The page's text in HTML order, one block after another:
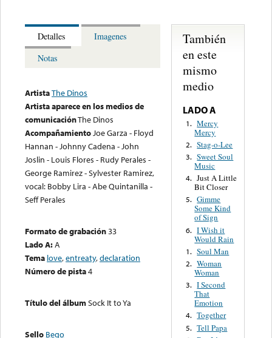
Detalles
Imagenes
Notas
ArtistaThe Dinos
Artista aparece en los medios de
comunicaciónThe Dinos
AcompañamientoJoe Garza - Floyd
Hannan - Johnny Cadena - John
Joslin - Louis Flores - Rudy Perales -
George Ramirez - Sylvester Ramirez,
vocal: Bobby Lira - Abe Quintanilla -
Seff Perales
Formato de grabación33
Lado A:A
Tema love,entreaty,declaration
Número de pista4
Título del álbumSock It to Ya
Sello Bego
También
en este
mismo
medio
LADO A
1. Mercy
Mercy
2. Stag-o-Lee
3. Sweet Soul
Music
4. Just A Little
Bit Closer
5. Gimme
Some Kind
of Sign
6. I Wish it
Would Rain
1. Soul Man
2. Woman
Woman
3. I Second
That
Emotion
4. Together
5. Tell Papa